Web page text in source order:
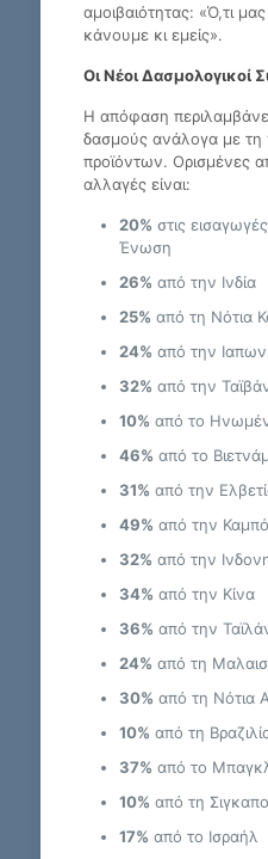
αμοιβαιότητας: «Ό,τι
κάνουμε κι εμείς».
Οι Νέοι Δασμολογικοί
Η απόφαση
δασμούς ανάλογα με
προϊόντων. Ορισμένες
αλλαγές είναι:
20% στις
Ένωση
26% από την Ινδία
25% από τη Νότια
24% από την
32% από την
10% από το
46% από το Βιετνάμ
31% από την
49% από την
32% από την
34% από την Κίνα
36% από την
24% από τη
30% από τη Νότια
10% από τη
37% από το
10% από τη
17% από το Ισραήλ